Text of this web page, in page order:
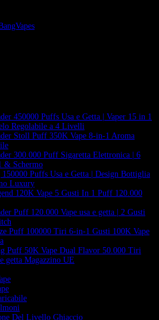
450000 Puffs Usa e Getta | Vaper 15 in 1
Regolabile a 4 Livelli
Stoll Puff 350K Vape 8-in-1 Aroma
300.000 Puff Sigaretta Elettronica | 6
& Schermo
150000 Puffs Usa e Getta | Design Bottiglia
Luxury
120K Vape 5 Gusti In 1 Puff 120.000
Puff 120.000 Vape usa e getta | 2 Gusti
Puff 100000 Tiri 6-in-1 Gusti 100K Vape
Puff 50K Vape Dual Flavor 50.000 Tiri
getta Magazzino UE
Del Livello Ghiaccio